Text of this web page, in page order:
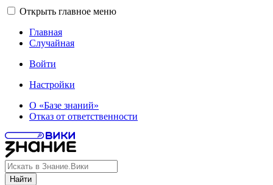
Открыть главное меню
Главная
Случайная
Войти
Настройки
О «Базе знаний»
Отказ от ответственности
Найти